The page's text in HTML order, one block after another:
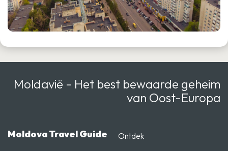
Moldavië - Het best bewaarde geheim
van Oost-Europa
Moldova Travel Guide Ontdek